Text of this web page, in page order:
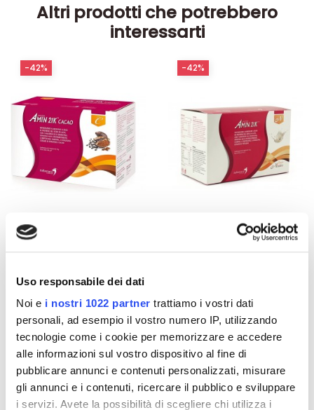
Uso responsabile dei dati
Noi e i nostri 1022 partner trattiamo i vostri dati
personali, ad esempio il vostro numero IP, utilizzando
tecnologie come i cookie per memorizzare e accedere
alle informazioni sul vostro dispositivo al fine di
pubblicare annunci e contenuti personalizzati, misurare
gli annunci e i contenuti, ricercare il pubblico e sviluppare
i servizi. Avete la possibilità di scegliere chi utilizza i
Altri prodotti che potrebbero
interessarti
Integratori per dimagrire
bustine
32,00 €55,18 €
Aggiungi al
carrello
-42%
Integratori per dimagrire
32,00 € 55,18 €
Aggiungi al
carrello
-42%
-42% -42%